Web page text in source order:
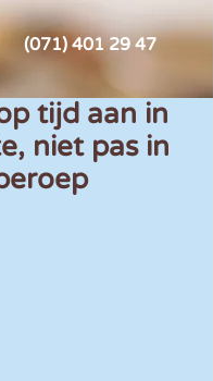
(071) 401 29 47
tijd aan in
niet pas in